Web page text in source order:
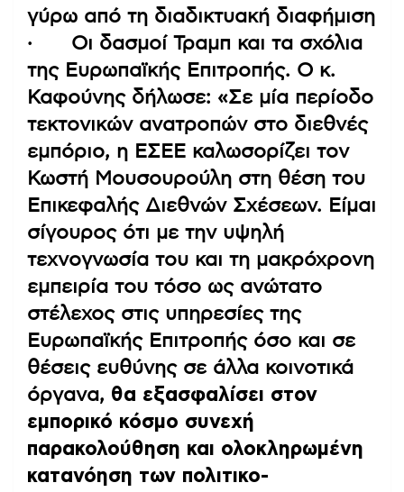
γύρω από τη διαδικτυακή διαφήμιση
· Οι δασμοί Τραμπ και τα σχόλια
της Ευρωπαϊκής Επιτροπής. Ο κ.
Καφούνης δήλωσε: «Σε μία περίοδο
τεκτονικών ανατροπών στο διεθνές
εμπόριο, η ΕΣΕΕ καλωσορίζει τον
Κωστή Μουσουρούλη στη θέση του
Επικεφαλής Διεθνών Σχέσεων. Είμαι
σίγουρος ότι με την υψηλή
τεχνογνωσία του και τη μακρόχρονη
εμπειρία του τόσο ως ανώτατο
στέλεχος στις υπηρεσίες της
Ευρωπαϊκής Επιτροπής όσο και σε
θέσεις ευθύνης σε άλλα κοινοτικά
όργανα, θα εξασφαλίσει στον
εμπορικό κόσμο συνεχή
παρακολούθηση και ολοκληρωμένη
κατανόηση των πολιτικο-